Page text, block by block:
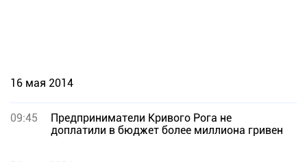
16 мая 2014
09:45
Предприниматели Кривого Рога не
доплатили в бюджет более миллиона гривен